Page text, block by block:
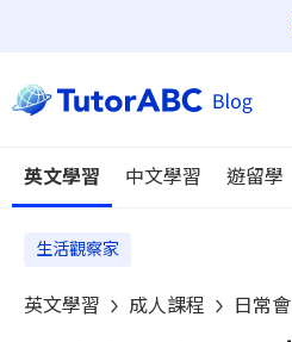
英文學習 中文學習 遊留學
生活觀察家
英文學習 成人課程 日常